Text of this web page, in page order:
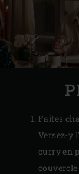
Faites
Versez-y
curry en